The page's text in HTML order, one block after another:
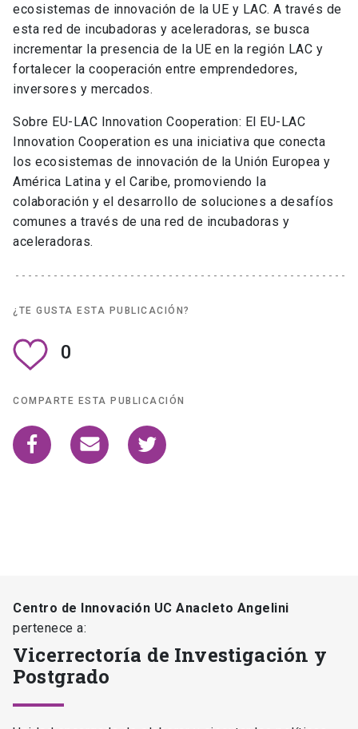
ecosistemas de innovación de la UE y LAC. A través de
esta red de incubadoras y aceleradoras, se busca
incrementar la presencia de la UE en la región LAC y
fortalecer la cooperación entre emprendedores,
inversores y mercados.
Sobre EU-LAC Innovation Cooperation: El EU-LAC
Innovation Cooperation es una iniciativa que conecta
los ecosistemas de innovación de la Unión Europea y
América Latina y el Caribe, promoviendo la
colaboración y el desarrollo de soluciones a desafíos
comunes a través de una red de incubadoras y
aceleradoras.
¿TE GUSTA ESTA PUBLICACIÓN?
0
COMPARTE ESTA PUBLICACIÓN
Centro de Innovación UC Anacleto Angelini
pertenece a:
Vicerrectoría de Investigación y
Postgrado